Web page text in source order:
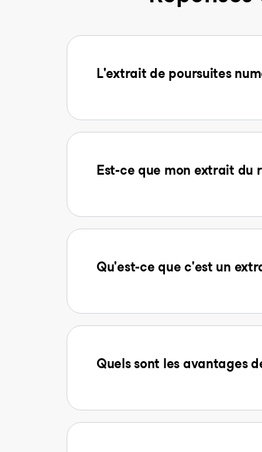
L'extrait de poursuites
Est-ce que mon extrait du
Qu'est-ce que c'est un
Quels sont les avantages